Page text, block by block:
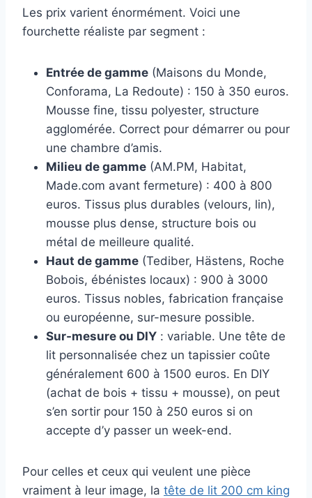
Les prix varient énormément. Voici une
fourchette réaliste par segment :
Entrée de gamme (Maisons du Monde,
Conforama, La Redoute) : 150 à 350 euros.
Mousse fine, tissu polyester, structure
agglomérée. Correct pour démarrer ou pour
une chambre d’amis.
Milieu de gamme (AM.PM, Habitat,
Made.com avant fermeture) : 400 à 800
euros. Tissus plus durables (velours, lin),
mousse plus dense, structure bois ou
métal de meilleure qualité.
Haut de gamme (Tediber, Hästens, Roche
Bobois, ébénistes locaux) : 900 à 3000
euros. Tissus nobles, fabrication française
ou européenne, sur-mesure possible.
Sur-mesure ou DIY : variable. Une tête de
lit personnalisée chez un tapissier coûte
généralement 600 à 1500 euros. En DIY
(achat de bois + tissu + mousse), on peut
s’en sortir pour 150 à 250 euros si on
accepte d’y passer un week-end.
Pour celles et ceux qui veulent une pièce
vraiment à leur image, la tête de lit 200 cm king